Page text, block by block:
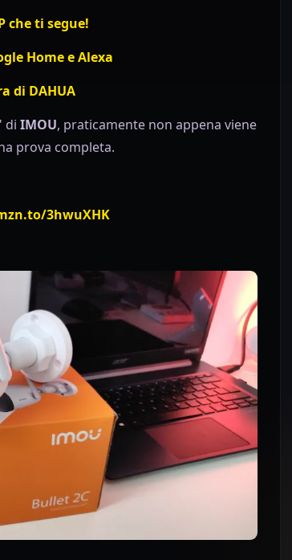
che ti segue!
Home e Alexa
di DAHUA
di IMOU, praticamente non appena viene
prova completa.
3hwuXHK